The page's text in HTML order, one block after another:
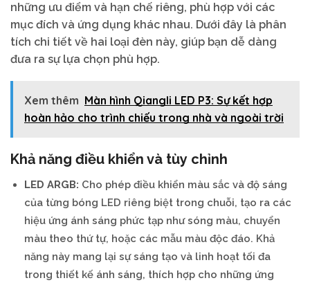
những ưu điểm và hạn chế riêng, phù hợp với các
mục đích và ứng dụng khác nhau. Dưới đây là phân
tích chi tiết về hai loại đèn này, giúp bạn dễ dàng
đưa ra sự lựa chọn phù hợp.
Xem thêm Màn hình Qiangli LED P3: Sự kết hợp
hoàn hảo cho trình chiếu trong nhà và ngoài trời
Khả năng điều khiển và tùy chỉnh
LED ARGB: Cho phép điều khiển màu sắc và độ sáng
của từng bóng LED riêng biệt trong chuỗi, tạo ra các
hiệu ứng ánh sáng phức tạp như sóng màu, chuyển
màu theo thứ tự, hoặc các mẫu màu độc đáo. Khả
năng này mang lại sự sáng tạo và linh hoạt tối đa
trong thiết kế ánh sáng, thích hợp cho những ứng